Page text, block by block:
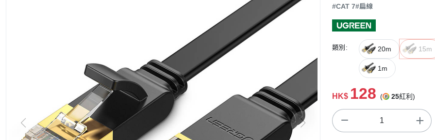
#CAT 7#扁線
類別: 20m 15m
1m
HK$ 128 ( 25紅利)